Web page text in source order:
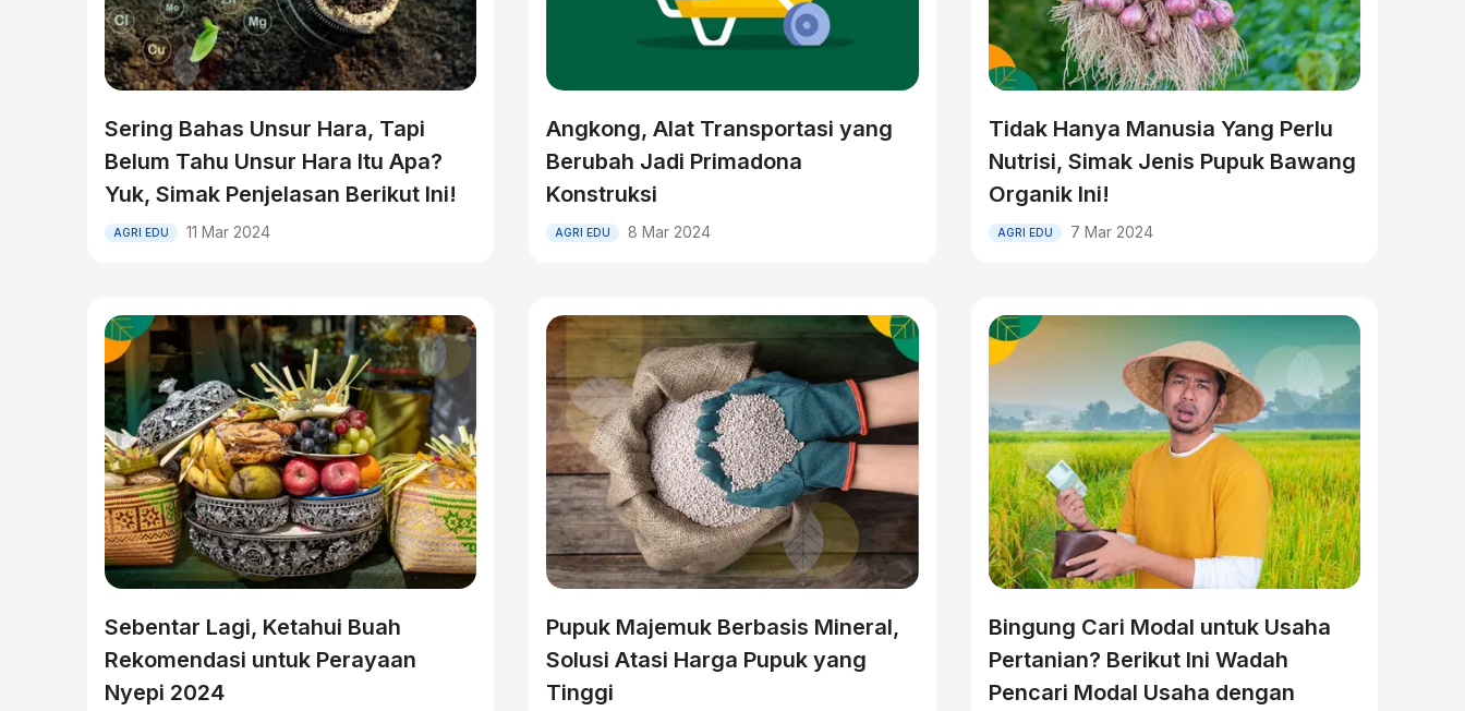
Sering Bahas Unsur Hara, Tapi
Belum Tahu Unsur Hara Itu Apa?
Yuk, Simak Penjelasan Berikut Ini!
AGRI EDU 11 Mar 2024
Angkong, Alat Transportasi yang
Berubah Jadi Primadona
Konstruksi
AGRI EDU 8 Mar 2024
Tidak Hanya Manusia Yang Perlu
Nutrisi, Simak Jenis Pupuk Bawang
Organik Ini!
AGRI EDU 7 Mar 2024
Sebentar Lagi, Ketahui Buah
Rekomendasi untuk Perayaan
Nyepi 2024
Pupuk Majemuk Berbasis Mineral,
Solusi Atasi Harga Pupuk yang
Tinggi
Bingung Cari Modal untuk Usaha
Pertanian? Berikut Ini Wadah
Pencari Modal Usaha dengan